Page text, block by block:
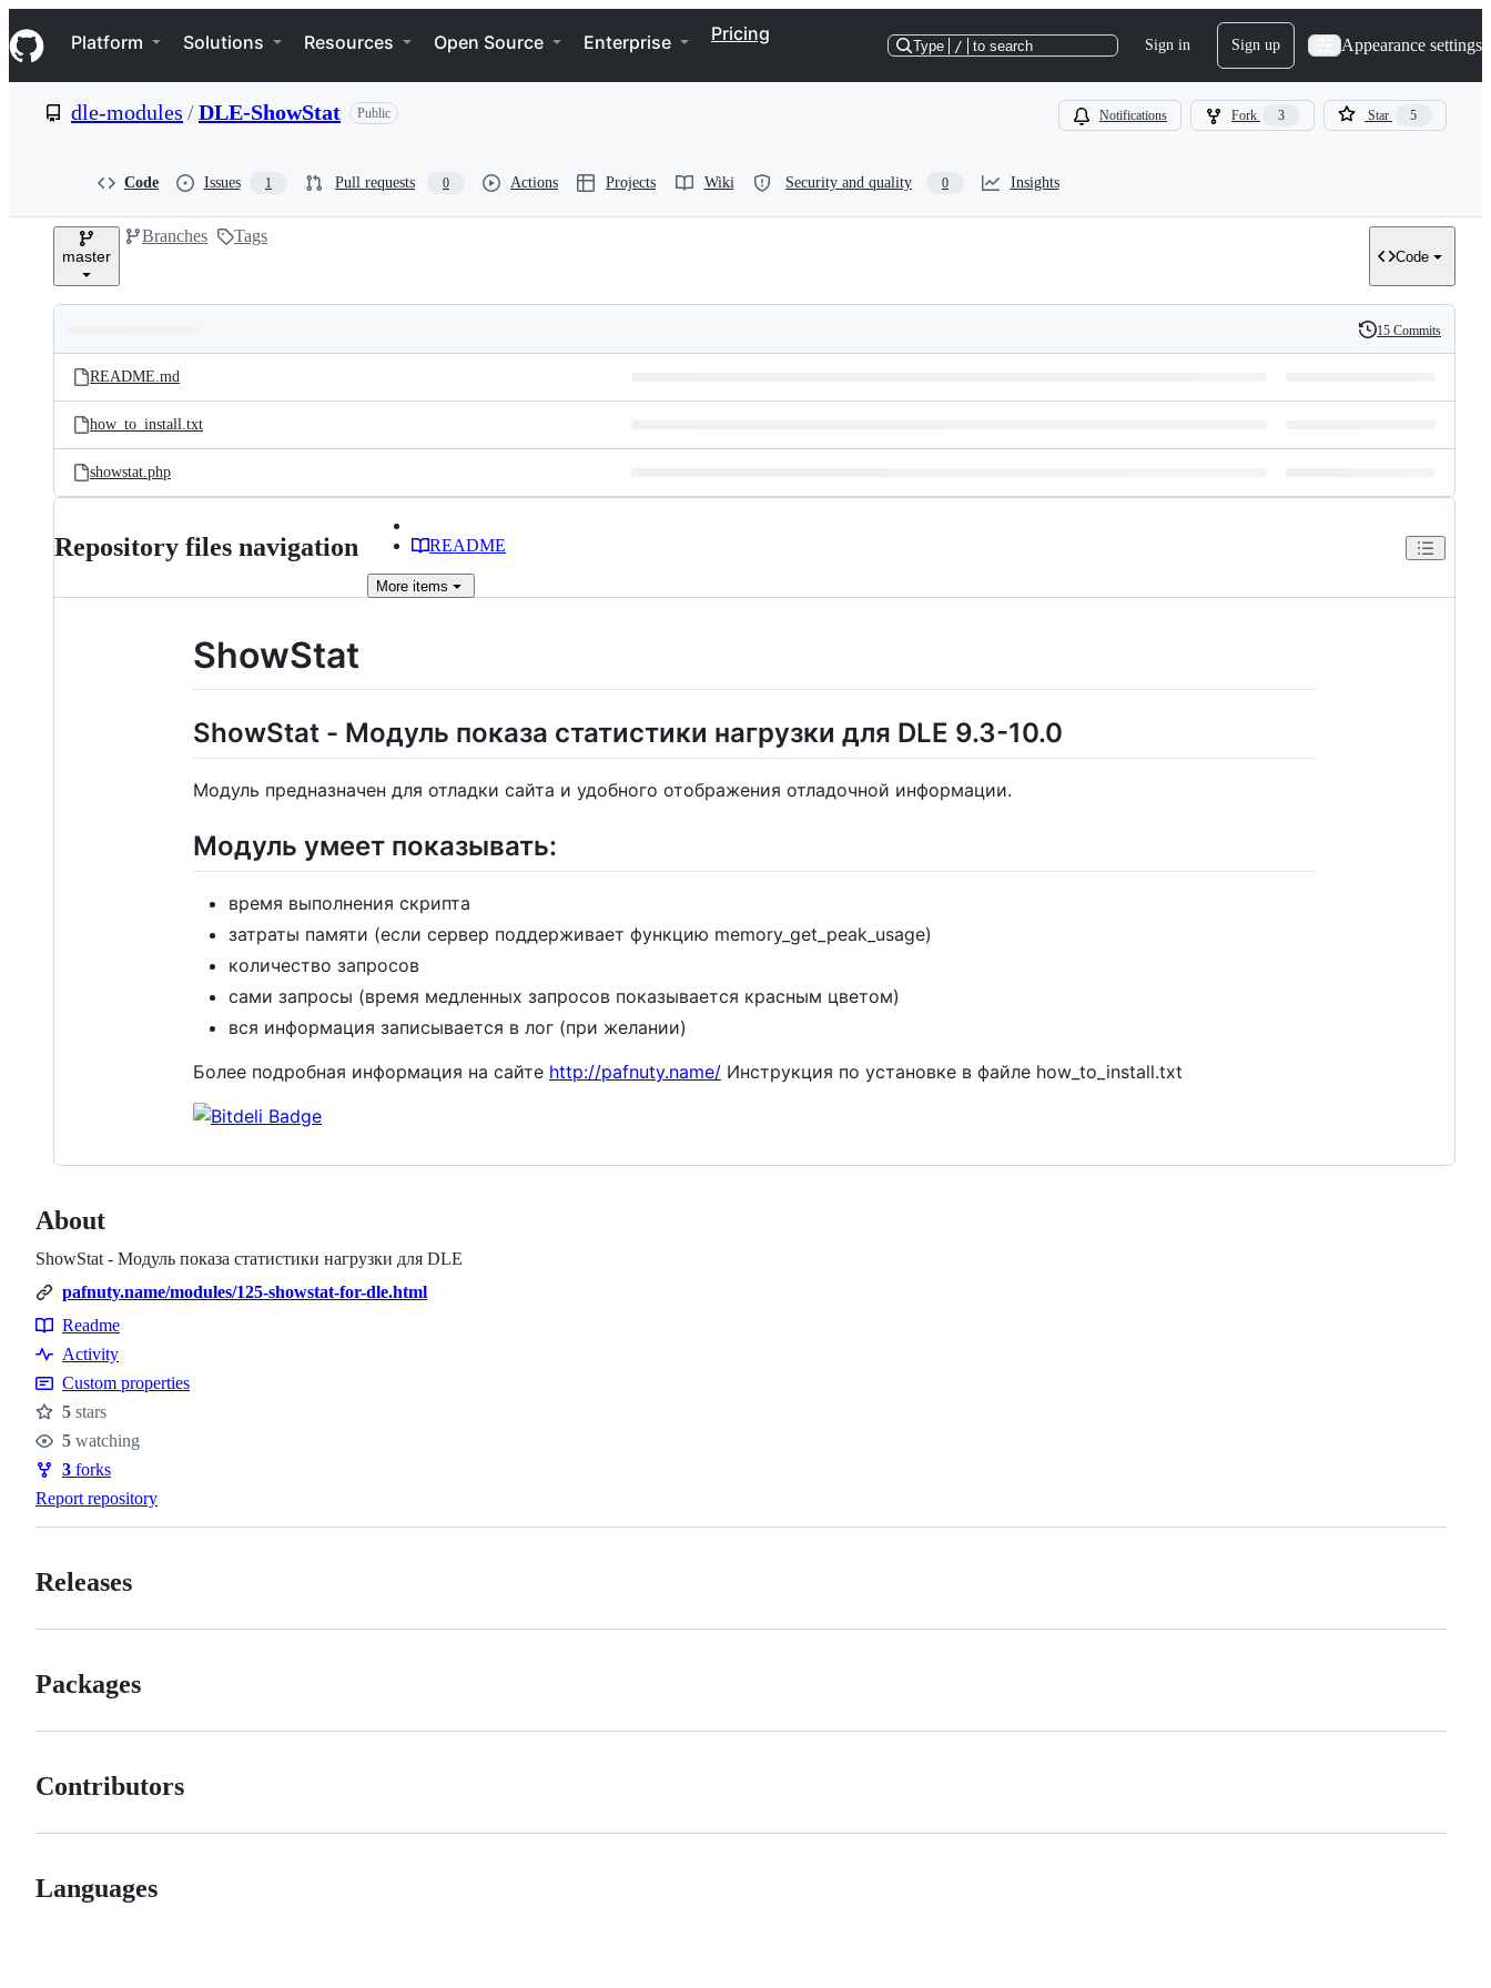
k
i
p
e
Navigation Menu
Platform Solutions Resources Open Source Enterprise Pricing
Type / to search Sign in Sign up Appearance settings
dle-modules /DLE-ShowStat Public Notifications Fork 3 Star 5
Code Issues 1 Pull requests 0 Actions Projects Wiki Security and quality 0 Insights
master
Branches Tags
Code
and
files
Latest
commit
History
15 Commits
README.md
how_to_install.txt
showstat.php
Repository files navigation README
More items
ShowStat
ShowStat - Модуль показа статистики нагрузки для DLE 9.3-10.0
Модуль предназначен для отладки сайта и удобного отображения отладочной информации.
Модуль умеет показывать:
время выполнения скрипта
затраты памяти (если сервер поддерживает функцию memory_get_peak_usage)
количество запросов
сами запросы (время медленных запросов показывается красным цветом)
вся информация записывается в лог (при желании)
Более подробная информация на сайте http://pafnuty.name/ Инструкция по установке в файле how_to_install.txt
About
ShowStat - Модуль показа статистики нагрузки для DLE
pafnuty.name/modules/125-showstat-for-dle.html
Resources
Readme
Activity
Custom properties
Stars
5 stars
Watchers
5 watching
Forks
3 forks
Report repository
Releases
Packages
Contributors
Languages